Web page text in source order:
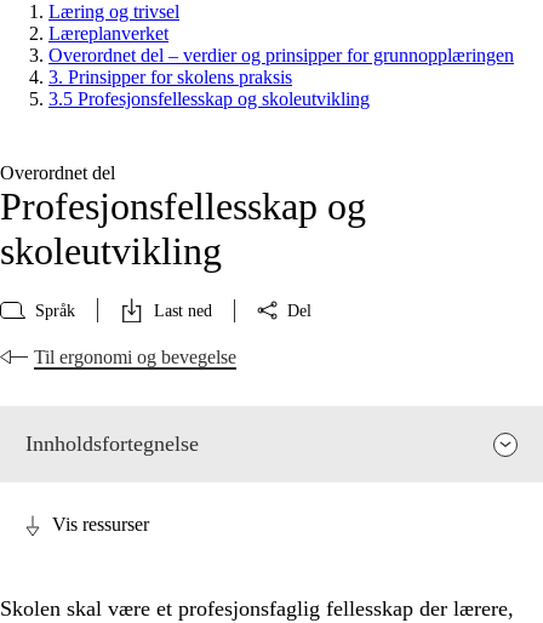
Læring og trivsel
Læreplanverket
Overordnet del – verdier og prinsipper for grunnopplæringen
3. Prinsipper for skolens praksis
3.5 Profesjonsfellesskap og skoleutvikling
Overordnet del
Profesjonsfellesskap og
skoleutvikling
Språk Last ned Del
Til ergonomi og bevegelse
Innholdsfortegnelse
Vis ressurser
Skolen skal være et profesjonsfaglig fellesskap der lærere,